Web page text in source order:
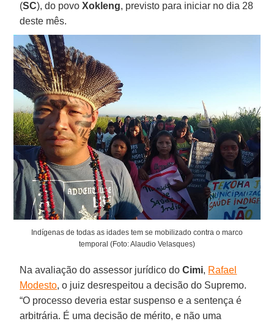
(SC), do povoXokleng, previsto para iniciar no dia 28
deste mês.
Indígenas de todas as idades tem se mobilizado contra o marco
temporal (Foto: Alaudio Velasques)
Na avaliação do assessor jurídico doCimi, Rafael
Modesto, o juiz desrespeitou a decisão do Supremo.
“O processo deveria estar suspenso e a sentença é
arbitrária. É uma decisão de mérito, e não uma